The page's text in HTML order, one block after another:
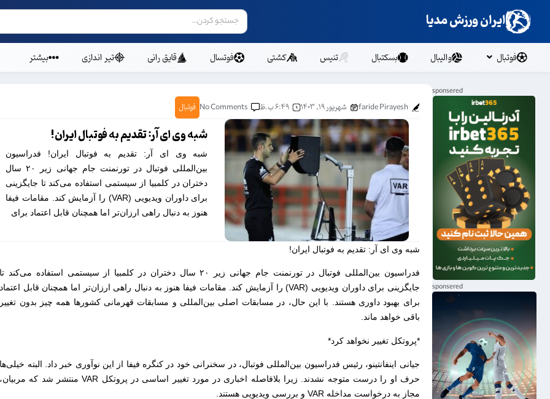
ایران ورزش مدیا
فوتبال والیبال بسکتبال تنیس کشتی فوتسال قایق رانی تیر اندازی بیشتر
faride Pirayesh شهریور ۱۹, ۱۴۰۳ ۶:۴۹ ب.ظ No Comments فوتبال
شبه وی ای آر: تقدیم به فوتبال ایران!
شبه وی ای آر: تقدیم به فوتبال ایران! فدراسیون
بین‌المللی فوتبال در تورنمنت جام جهانی زیر ۲۰ سال
دختران در کلمبیا از سیستمی استفاده می‌کند تا جایگزینی
برای داوران ویدیویی (VAR) را آزمایش کند. مقامات فیفا
هنوز به دنبال راهی ارزان‌تر اما همچنان قابل اعتماد برای
شبه وی ای آر: تقدیم به فوتبال ایران!
فدراسیون بین‌المللی فوتبال در تورنمنت جام جهانی زیر ۲۰ سال دختران در کلمبیا از سیستمی استفاده می‌کند تا
جایگزینی برای داوران ویدیویی (VAR) را آزمایش کند. مقامات فیفا هنوز به دنبال راهی ارزان‌تر اما همچنان قابل اعتماد
برای بهبود داوری هستند. با این حال، در مسابقات اصلی بین‌المللی و مسابقات قهرمانی کشورها همه چیز بدون تغییر
باقی خواهد ماند.
*پروتکل تغییر نخواهد کرد*
جیانی اینفانتینو، رئیس فدراسیون بین‌المللی فوتبال، در سخنرانی خود در کنگره فیفا از این نوآوری خبر داد. البته خیلی‌ها
حرف او را درست متوجه نشدند. زیرا بلافاصله اخباری در مورد تغییر اساسی در پروتکل VAR منتشر شد که مربیان،
مجاز به درخواست مداخله VAR و بررسی ویدیویی هستند.